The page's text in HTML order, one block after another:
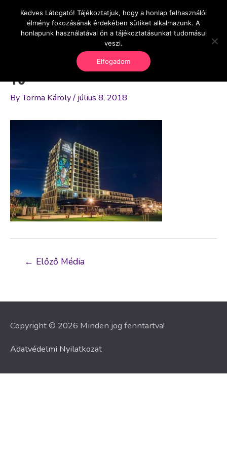
content
OnlineSeedsMan
Üzlet és szabadság
Main
16
ByTorma Károly/ július 8, 2018
Bejegyzés
← Előző Média
Copyright © 2026 Minden jog fenntartva!
Adatvédelmi Nyilatkozat
Kedves Látogató! Tájékoztatjuk, hogy a honlap felhasználói
élmény fokozásának érdekében sütiket alkalmazunk. A
honlapunk használatával ön a tájékoztatásunkat tudomásul
veszi.
Elfogadom